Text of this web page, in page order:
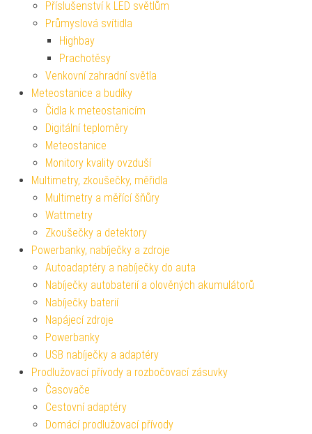
Příslušenství k LED světlům
Průmyslová svítidla
Highbay
Prachotěsy
Venkovní zahradní světla
Meteostanice a budíky
Čidla k meteostanicím
Digitální teploměry
Meteostanice
Monitory kvality ovzduší
Multimetry, zkoušečky, měřidla
Multimetry a měřící šňůry
Wattmetry
Zkoušečky a detektory
Powerbanky, nabíječky a zdroje
Autoadaptéry a nabíječky do auta
Nabíječky autobaterií a olověných akumulátorů
Nabíječky baterií
Napájecí zdroje
Powerbanky
USB nabíječky a adaptéry
Prodlužovací přívody a rozbočovací zásuvky
Časovače
Cestovní adaptéry
Domácí prodlužovací přívody